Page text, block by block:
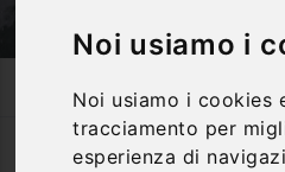
Noi usiamo i
Noi usiamo i cookies
tracciamento per
esperienza di
Hydrospeed Fun Classic - Val Di